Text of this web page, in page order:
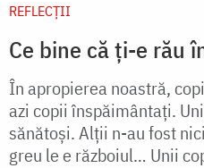
REFLECȚII
Ce bine că ți-e rău
În apropierea noastră,
azi copii înspăimântați.
sănătoși. Alții n-au fost
greu le e războiul… Unii